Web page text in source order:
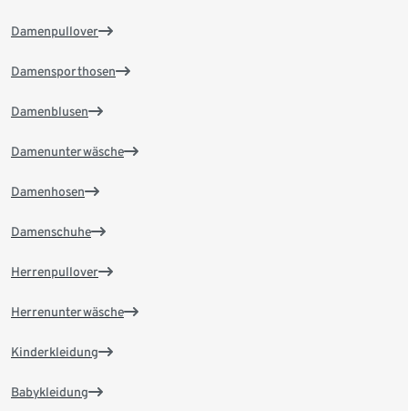
Damenpullover
Damensporthosen
Damenblusen
Damenunterwäsche
Damenhosen
Damenschuhe
Herrenpullover
Herrenunterwäsche
Kinderkleidung
Babykleidung